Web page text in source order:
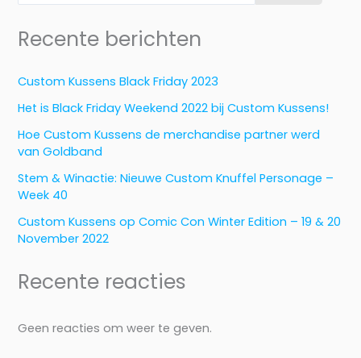
Recente berichten
Custom Kussens Black Friday 2023
Het is Black Friday Weekend 2022 bij Custom Kussens!
Hoe Custom Kussens de merchandise partner werd
van Goldband
Stem & Winactie: Nieuwe Custom Knuffel Personage –
Week 40
Custom Kussens op Comic Con Winter Edition – 19 & 20
November 2022
Recente reacties
Geen reacties om weer te geven.